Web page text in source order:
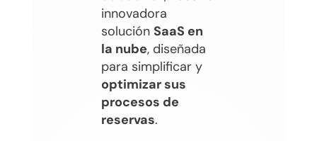
innovadora
solución SaaS en
la nube, diseñada
para simplificar y
optimizar sus
procesos de
reservas.